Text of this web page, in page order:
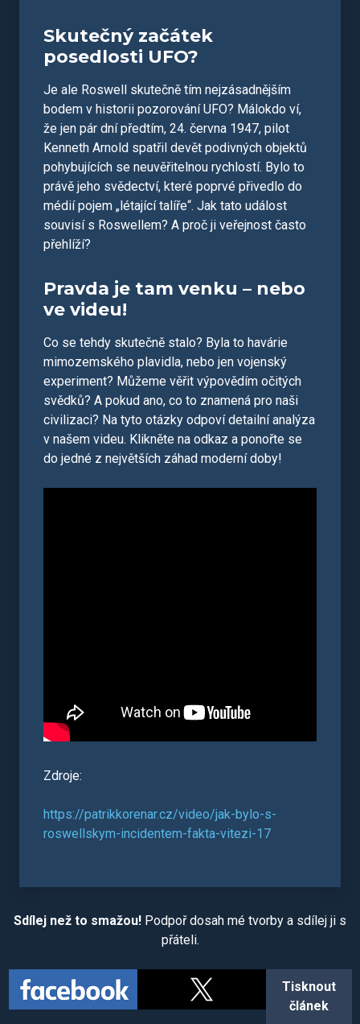
Skutečný začátek
posedlosti UFO?
Je ale Roswell skutečně tím nejzásadnějším
bodem v historii pozorování UFO? Málokdo ví,
že jen pár dní předtím, 24. června 1947, pilot
Kenneth Arnold spatřil devět podivných objektů
pohybujících se neuvěřitelnou rychlostí. Bylo to
právě jeho svědectví, které poprvé přivedlo do
médií pojem „létající talíře“. Jak tato událost
souvisí s Roswellem? A proč ji veřejnost často
přehlíží?
Pravda je tam venku – nebo
ve videu!
Co se tehdy skutečně stalo? Byla to havárie
mimozemského plavidla, nebo jen vojenský
experiment? Můžeme věřit výpovědím očitých
svědků? A pokud ano, co to znamená pro naši
civilizaci? Na tyto otázky odpoví detailní analýza
v našem videu. Klikněte na odkaz a ponořte se
do jedné z největších záhad moderní doby!
Zdroje:
https://patrikkorenar.cz/video/jak-bylo-s-
roswellskym-incidentem-fakta-vitezi-17
Sdílej než to smažou! Podpoř dosah mé tvorby a sdílej ji s
přáteli.
Tisknout
článek